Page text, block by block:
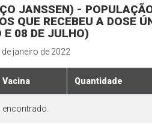
JANSSEN) -
QUE RECEBEU A DOSE
E 08 DE JULHO)
de janeiro de 2022
Vacina Quantidade